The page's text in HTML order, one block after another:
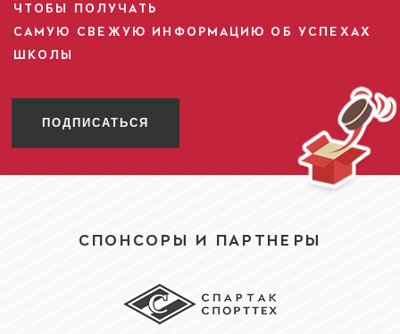
ЧТОБЫ ПОЛУЧАТЬ
САМУЮ СВЕЖУЮ ИНФОРМАЦИЮ ОБ УСПЕХАХ
ШКОЛЫ
ПОДПИСАТЬСЯ
СПОНСОРЫ И ПАРТНЕРЫ